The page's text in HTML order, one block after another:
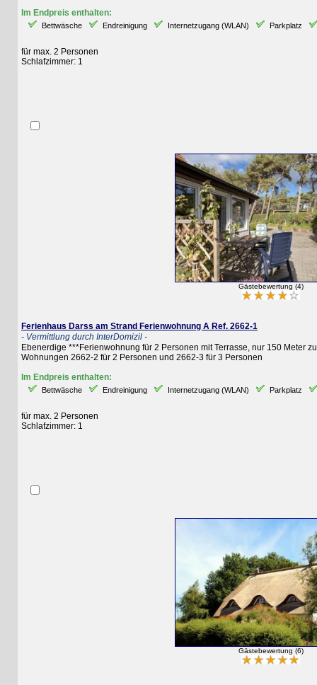
Im Endpreis enthalten:
Bettwäsche Endreinigung Internetzugang (WLAN) Parkplatz
für max. 2 Personen
Schlafzimmer: 1
Gästebewertung (4)
Ferienhaus Darss am Strand Ferienwohnung A Ref. 2662-1
- Vermittlung durch InterDomizil -
Ebenerdige ***Ferienwohnung für 2 Personen mit Terrasse, nur 150 Meter zum
Wohnungen 2662-2 für 2 Personen und 2662-3 für 3 Personen
Im Endpreis enthalten:
Bettwäsche Endreinigung Internetzugang (WLAN) Parkplatz
für max. 2 Personen
Schlafzimmer: 1
Gästebewertung (6)